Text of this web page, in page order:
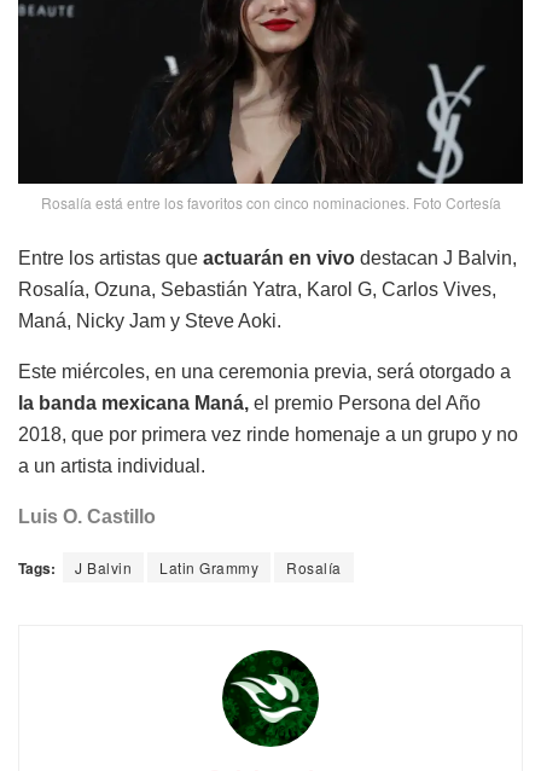
Rosalía está entre los favoritos con cinco nominaciones. Foto Cortesía
Entre los artistas que actuarán en vivo destacan J Balvin,
Rosalía, Ozuna, Sebastián Yatra, Karol G, Carlos Vives,
Maná, Nicky Jam y Steve Aoki.
Este miércoles, en una ceremonia previa, será otorgado a
la banda mexicana Maná, el premio Persona del Año
2018, que por primera vez rinde homenaje a un grupo y no
a un artista individual.
Luis O. Castillo
Tags: J Balvin Latin Grammy Rosalía